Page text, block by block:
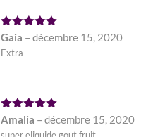
Note5
Gaia – décembre 15, 2020
Extra
Note5
Amalia – décembre 15, 2020